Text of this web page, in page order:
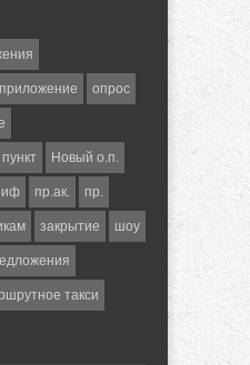
приложение опрос
Новый о.п.
пр.ак. пр.
закрытие шоу
такси